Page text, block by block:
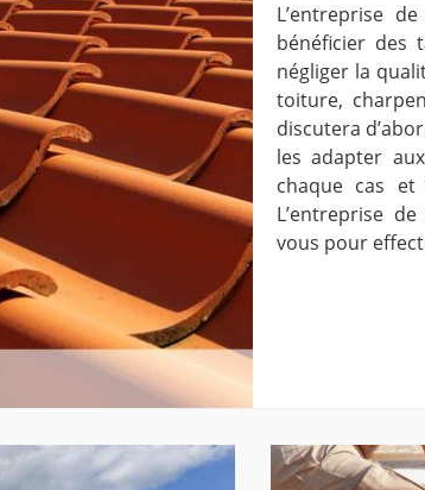
L’entreprise
bénéficier des
négliger la
toiture,
discutera
les adapter
chaque cas
L’entreprise
vous pour